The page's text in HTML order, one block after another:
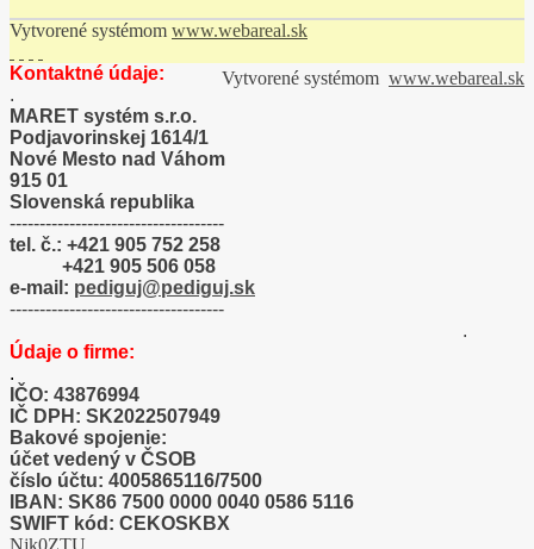
Vytvorené systémom www.webareal.sk
Vytvorené systémom www.webareal.sk
Kontaktné údaje:
.
MARET systém s.r.o.
Podjavorinskej 1614/1
Nové Mesto nad Váhom
915 01
Slovenská republika
------------------------------------
tel. č.: +421 905 752 258
+421 905 506 058
e-mail: pediguj@pediguj.sk
------------------------------------
.
Údaje o firme:
.
IČO: 43876994
IČ DPH: SK2022507949
Bakové spojenie:
účet vedený v ČSOB
číslo účtu: 4005865116/7500
IBAN: SK86 7500 0000 0040 0586 5116
SWIFT kód: CEKOSKBX